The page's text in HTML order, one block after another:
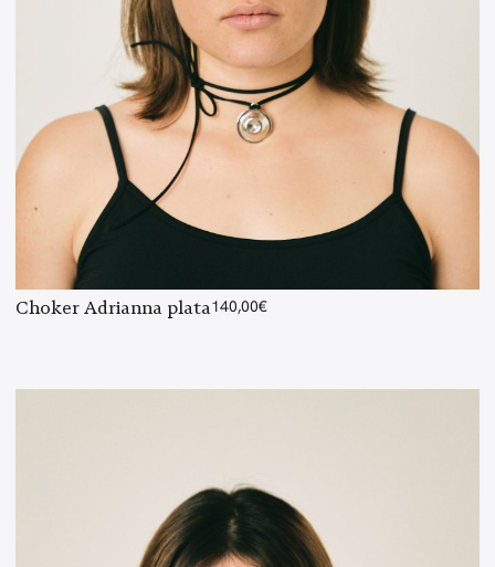
Choker Adrianna plata140,00€